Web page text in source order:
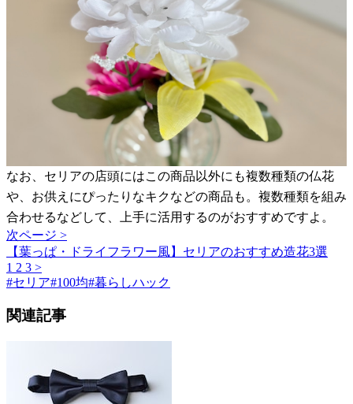
なお、セリアの店頭にはこの商品以外にも複数種類の仏花
や、お供えにぴったりなキクなどの商品も。複数種類を組み
合わせるなどして、上手に活用するのがおすすめですよ。
次ページ >
【葉っぱ・ドライフラワー風】セリアのおすすめ造花3選
1 2 3 >
#セリア#100均#暮らしハック
関連記事